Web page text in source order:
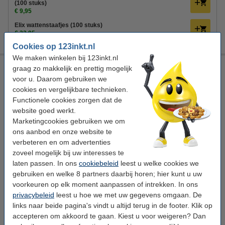
Cookies op 123inkt.nl
We maken winkelen bij 123inkt.nl
graag zo makkelijk en prettig mogelijk
voor u. Daarom gebruiken we
cookies en vergelijkbare technieken.
Functionele cookies zorgen dat de
website goed werkt.
Marketingcookies gebruiken we om
ons aanbod en onze website te
verbeteren en om advertenties
zoveel mogelijk bij uw interesses te
laten passen. In ons cookiebeleid leest u welke cookies we
gebruiken en welke 8 partners daarbij horen; hier kunt u uw
voorkeuren op elk moment aanpassen of intrekken. In ons
privacybeleid leest u hoe we met uw gegevens omgaan. De
links naar beide pagina's vindt u altijd terug in de footer. Klik op
accepteren om akkoord te gaan. Kiest u voor weigeren? Dan
(100 stuks)
€ 9,95
Elix wattenstaafjes (100 stuks)
€ 22,95
ElixClean reinigingsdoekjes voor hoortoestellen (100 stuks)
Elix hoortoestel doekjes universeel 100 stuks
Bekijk de specificaties en omschrijving
Morgen in huis
€ 11,95 Bestellen
Tip: meebestellen
Elix rollenreiniger (150 ml)
€ 5,95
ElixClean navulzak reinigingsdoekjes voor hoortoestellen
(100 stuks)
€ 9,95